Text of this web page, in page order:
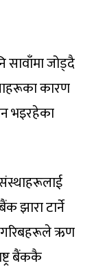
सावाँमा जोड्दै
कारण
भइरहेका
झारा टार्ने
गरिबहरूले ऋण
बैंककै